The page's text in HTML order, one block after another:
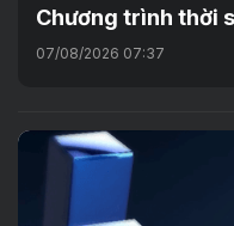
Chương trình thời
07/08/2026 07:37